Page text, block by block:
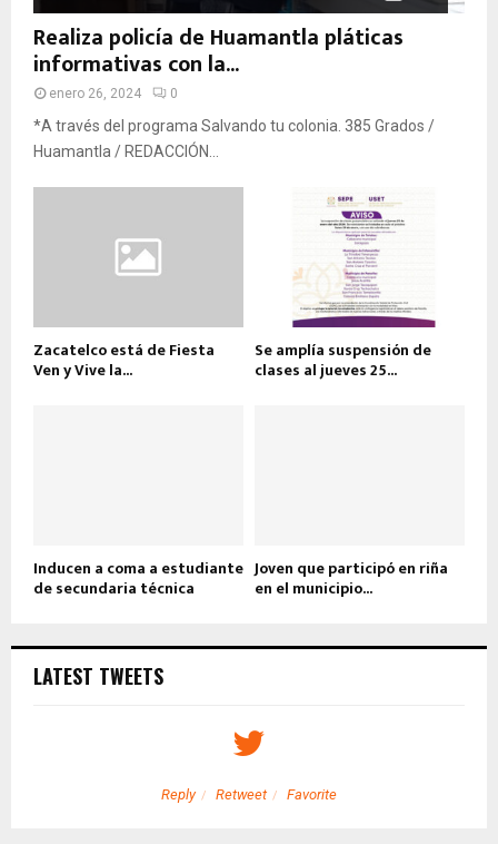
Realiza policía de Huamantla pláticas
informativas con la...
enero 26, 2024 0
*A través del programa Salvando tu colonia. 385 Grados /
Huamantla / REDACCIÓN...
Zacatelco está de Fiesta
Ven y Vive la...
Se amplía suspensión de
clases al jueves 25...
Inducen a coma a estudiante
de secundaria técnica
Joven que participó en riña
en el municipio...
LATEST TWEETS
Reply Retweet Favorite